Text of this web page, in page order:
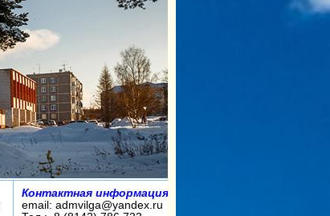
Контактная информация:
email: admvilga@yandex.ru